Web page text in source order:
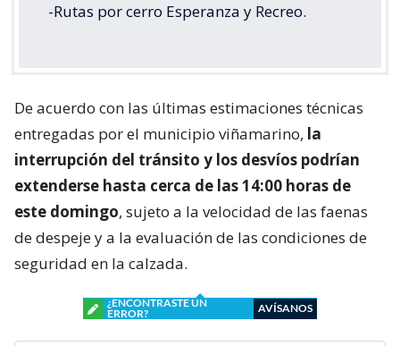
-Rutas por cerro Esperanza y Recreo.
De acuerdo con las últimas estimaciones técnicas
entregadas por el municipio viñamarino, la
interrupción del tránsito y los desvíos podrían
extenderse hasta cerca de las 14:00 horas de
este domingo, sujeto a la velocidad de las faenas
de despeje y a la evaluación de las condiciones de
seguridad en la calzada.
¿ENCONTRASTE UN
ERROR?
AVÍSANOS